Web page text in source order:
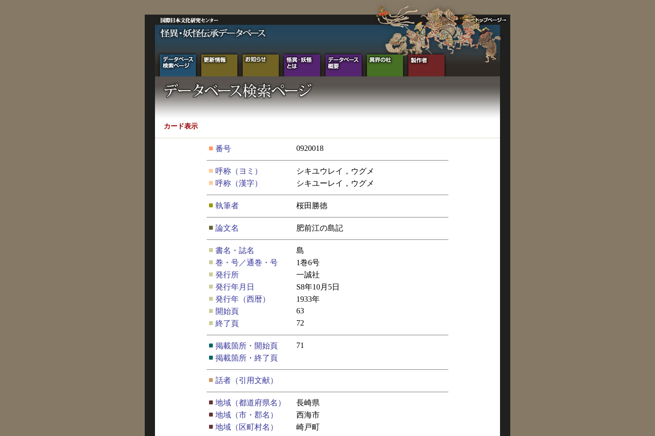
カード表示
■ 番号 0920018
■ 呼称（ヨミ）
シキユウレイ，ウグメ
■ 呼称（漢字） シキユーレイ，ウグメ
■ 執筆者 桜田勝徳
■ 論文名 肥前江の島記
■ 書名・誌名
島
■ 巻・号／通巻・号
1巻6号
■ 発行所
一誠社
■ 発行年月日
S8年10月5日
■ 発行年（西暦）
1933年
■ 開始頁
63
■ 終了頁 72
■ 掲載箇所・開始頁
71
■ 掲載箇所・終了頁
■ 話者（引用文献）
■ 地域（都道府県名）
長崎県
■ 地域（市・郡名）
西海市
■ 地域（区町村名） 崎戸町